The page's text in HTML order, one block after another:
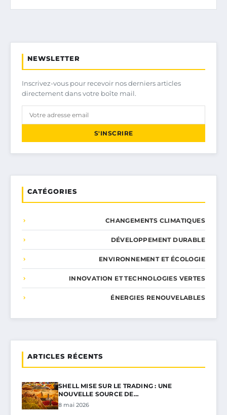
NEWSLETTER
Inscrivez-vous pour recevoir nos derniers articles
directement dans votre boîte mail.
S'INSCRIRE
CATÉGORIES
CHANGEMENTS CLIMATIQUES
DÉVELOPPEMENT DURABLE
ENVIRONNEMENT ET ÉCOLOGIE
INNOVATION ET TECHNOLOGIES VERTES
ÉNERGIES RENOUVELABLES
ARTICLES RÉCENTS
SHELL MISE SUR LE TRADING : UNE
NOUVELLE SOURCE DE…
8 mai 2026